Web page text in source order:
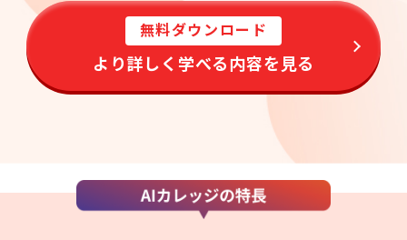
無料ダウンロード
より詳しく学べる内容を見る